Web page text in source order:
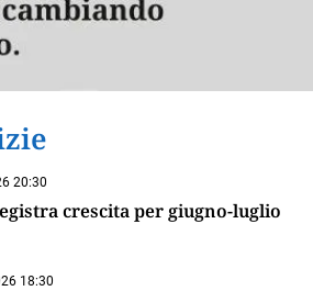
20:30
crescita per giugno-luglio
18:30